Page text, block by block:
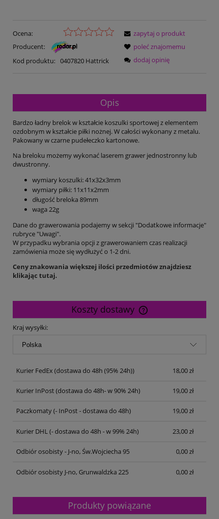
Ocena:
Producent:
Kod produktu: 0407820 Hattrick
zapytaj o produkt
poleć znajomemu
dodaj opinię
Opis
Bardzo ładny brelok w kształcie koszulki sportowej z elementem
ozdobnym w kształcie piłki nożnej. W całości wykonany z metalu.
Pakowany w czarne pudełeczko kartonowe.
Na breloku możemy wykonać laserem grawer jednostronny lub
dwustronny.
wymiary koszulki: 41x32x3mm
wymiary piłki: 11x11x2mm
długość breloka 89mm
waga 22g
Dane do grawerowania podajemy w sekcji "Dodatkowe informacje"
rubryce "Uwagi".
W przypadku wybrania opcji z grawerowaniem czas realizacji
zamówienia może się wydłużyć o 1-2 dni.
Ceny znakowania większej ilości przedmiotów znajdziesz
klikając tutaj.
Koszty dostawy
Cena nie zawiera ewentualnych kosztów płatności
Kraj wysyłki:
Kurier FedEx(dostawa do 48h (95% 24h)) 18,00 zł
Kurier InPost(dostawa do 48h- w 90% 24h) 19,00 zł
Paczkomaty(- InPost - dostawa do 48h) 19,00 zł
Kurier DHL(- dostawa do 48h - w 99% 24h) 23,00 zł
Odbiór osobisty - J-no, Św.Wojciecha 95 0,00 zł
Odbiór osobisty J-no, Grunwaldzka 225 0,00 zł
Produkty powiązane